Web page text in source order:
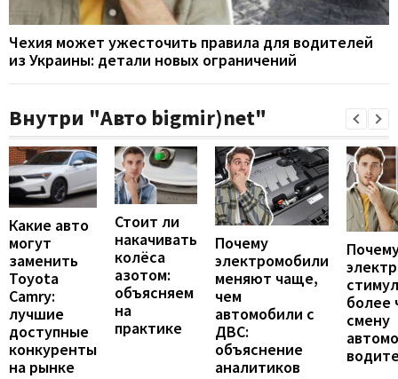
Чехия может ужесточить правила для водителей
из Украины: детали новых ограничений
Внутри "Авто bigmir)net"
Какие авто
могут
заменить
Toyota
Camry:
лучшие
доступные
конкуренты
на рынке
Стоит ли
накачивать
колёса
азотом:
объясняем
на
практике
Почему
электромобили
меняют чаще,
чем
автомобили с
ДВС:
объяснение
аналитиков
более
смену